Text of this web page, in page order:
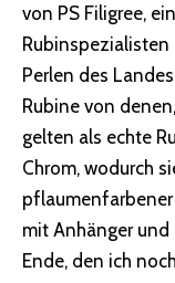
von PS Filigree,
Perlen des
Rubine von
gelten als echte
Chrom, wodurch
mit Anhänger
Ende, den ich